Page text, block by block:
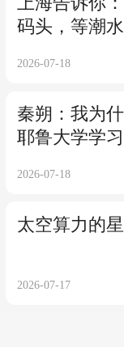
码头，等潮水
2026-07-18
秦朔：我为
耶鲁大学学习
2026-07-18
太空算力的
2026-07-17